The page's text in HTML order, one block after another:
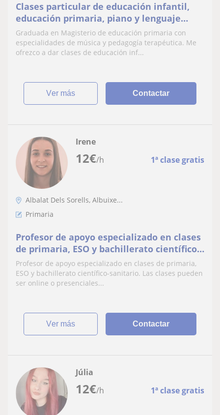
Clases particular de educación infantil,
educación primaria, piano y lenguaje
musical
Graduada en Magisterio de educación primaria con
especialidades de música y pedagogía terapéutica. Me
ofrezco a dar clases de educación inf...
ver más Contactar
12€/h 1ª clase gratis
Irene
Albalat Dels Sorells, Albuixe...
Primaria
Profesor de apoyo especializado en clases
de primaria, ESO y bachillerato científico-
sanitario. Las clases pueden ser online o
presenciales
Profesor de apoyo especializado en clases de primaria,
ESO y bachillerato científico-sanitario. Las clases pueden
ser online o presenciales...
ver más Contactar
12€/h 1ª clase gratis
Júlia